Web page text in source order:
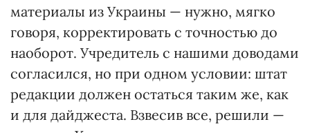
материалы из Украины — нужно, мягко
говоря, корректировать с точностью до
наоборот. Учредитель с нашими доводами
согласился, но при одном условии: штат
редакции должен остаться таким же, как
и для дайджеста. Взвесив все, решили —